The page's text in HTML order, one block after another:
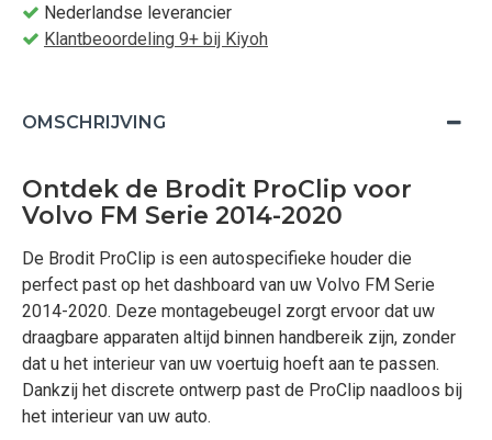
Nederlandse leverancier
Klantbeoordeling 9+ bij Kiyoh
OMSCHRIJVING
Ontdek de Brodit ProClip voor
Volvo FM Serie 2014-2020
De Brodit ProClip is een autospecifieke houder die
perfect past op het dashboard van uw Volvo FM Serie
2014-2020. Deze montagebeugel zorgt ervoor dat uw
draagbare apparaten altijd binnen handbereik zijn, zonder
dat u het interieur van uw voertuig hoeft aan te passen.
Dankzij het discrete ontwerp past de ProClip naadloos bij
het interieur van uw auto.